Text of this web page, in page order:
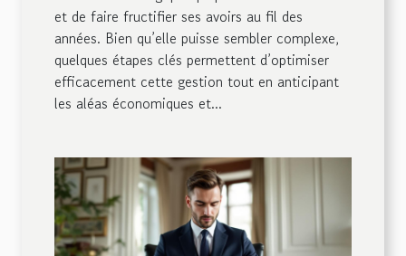
et de faire fructifier ses avoirs au fil des
années. Bien qu’elle puisse sembler complexe,
quelques étapes clés permettent d’optimiser
efficacement cette gestion tout en anticipant
les aléas économiques et...